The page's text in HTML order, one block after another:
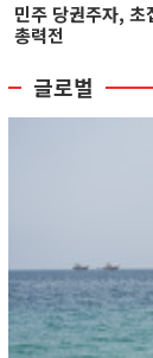
민주 당권주자, 초
총력전
글로벌